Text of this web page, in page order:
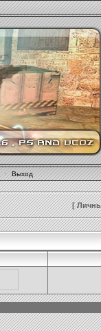
· Выход
[